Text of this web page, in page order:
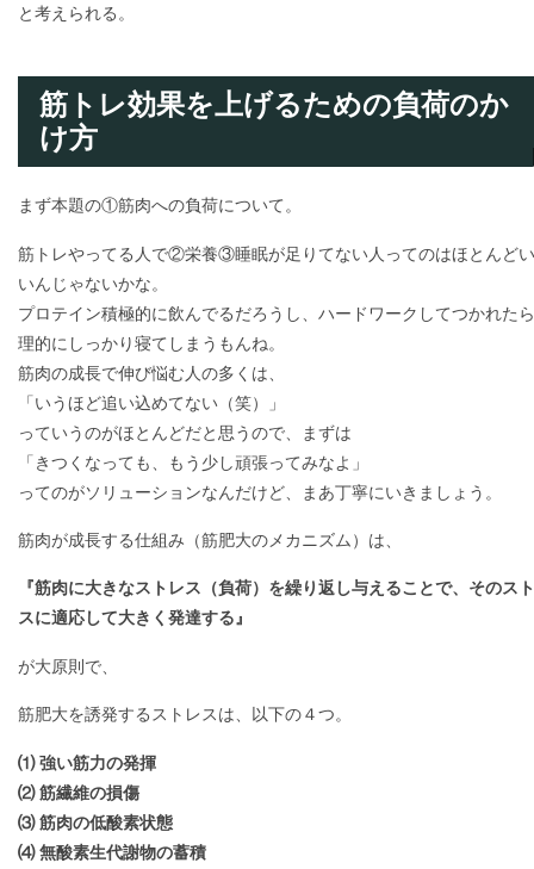
と考えられる。
筋トレ効果を上げるための負荷のか
け方
まず本題の①筋肉への負荷について。
筋トレやってる人で②栄養③睡眠が足りてない人ってのはほとんど
いんじゃないかな。
プロテイン積極的に飲んでるだろうし、ハードワークしてつかれた
理的にしっかり寝てしまうもんね。
筋肉の成長で伸び悩む人の多くは、
「いうほど追い込めてない（笑）」
っていうのがほとんどだと思うので、まずは
「きつくなっても、もう少し頑張ってみなよ」
ってのがソリューションなんだけど、まあ丁寧にいきましょう。
筋肉が成長する仕組み（筋肥大のメカニズム）は、
『筋肉に大きなストレス（負荷）を繰り返し与えることで、そのス
スに適応して大きく発達する』
が大原則で、
筋肥大を誘発するストレスは、以下の４つ。
⑴ 強い筋力の発揮
⑵ 筋繊維の損傷
⑶ 筋肉の低酸素状態
⑷ 無酸素生代謝物の蓄積